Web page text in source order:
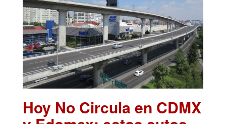
Hoy No Circula en CDMX